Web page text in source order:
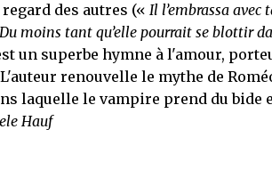
des autres (« Il l’embrassa
moins tant qu’elle pourrait se blottir
un superbe hymne à l'amour,
renouvelle le mythe de
laquelle le vampire prend du bide
Hauf